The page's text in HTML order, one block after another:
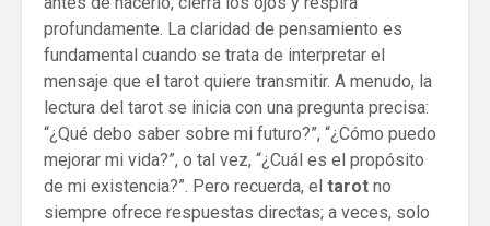
profundamente. La claridad de pensamiento es
fundamental cuando se trata de interpretar el
mensaje que el tarot quiere transmitir. A menudo, la
lectura del tarot se inicia con una pregunta precisa:
“¿Qué debo saber sobre mi futuro?”, “¿Cómo puedo
mejorar mi vida?”, o tal vez, “¿Cuál es el propósito
de mi existencia?”. Pero recuerda, el tarot no
siempre ofrece respuestas directas; a veces, solo